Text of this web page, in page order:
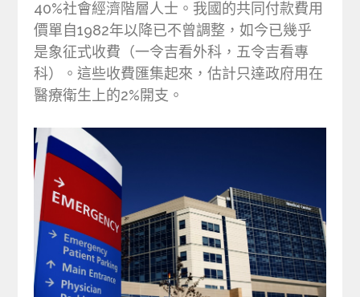
40%社會經濟階層人士。我國的共同付款費用
價單自1982年以降已不曾調整，如今已幾乎
是象征式收費（一令吉看外科，五令吉看專
科）。這些收費匯集起來，估計只達政府用在
醫療衛生上的2%開支。